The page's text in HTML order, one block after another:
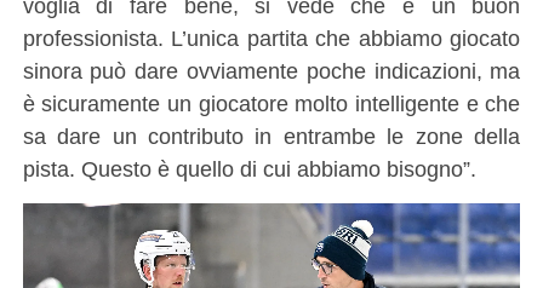
voglia di fare bene, si vede che è un buon
professionista. L’unica partita che abbiamo giocato
sinora può dare ovviamente poche indicazioni, ma
è sicuramente un giocatore molto intelligente e che
sa dare un contributo in entrambe le zone della
pista. Questo è quello di cui abbiamo bisogno”.